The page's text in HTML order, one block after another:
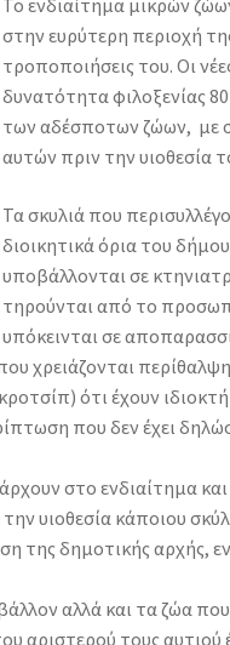
Το ενδιαίτημα μικρών
στην ευρύτερη περιοχή
τροποποιήσεις του. Οι
δυνατότητα φιλοξενίας
των αδέσποτων ζώων, με
αυτών πριν την υιοθεσία
Τα σκυλιά που
διοικητικά όρια του
υποβάλλονται σε
τηρούνται από το
υπόκεινται σε
χρειάζονται
ότι έχουν
που δεν έχει
στο ενδιαίτημα
υιοθεσία κάποιου
της δημοτικής αρχής,
αλλά και τα ζώα που
αριστερού τους